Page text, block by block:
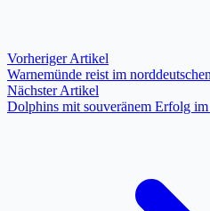
Vorheriger Artikel
Warnemünde reist im
Nächster Artikel
Dolphins mit souveränem Erfolg im